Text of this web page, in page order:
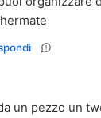
un pezzo un